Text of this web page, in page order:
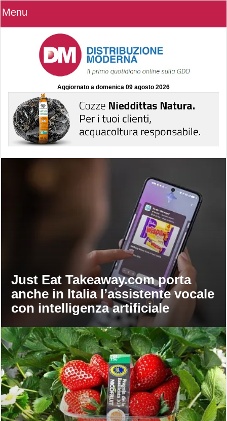
Menu
Aggiornato a domenica 09 agosto 2026
Just Eat Takeaway.com porta
anche in Italia l’assistente vocale
con intelligenza artificiale